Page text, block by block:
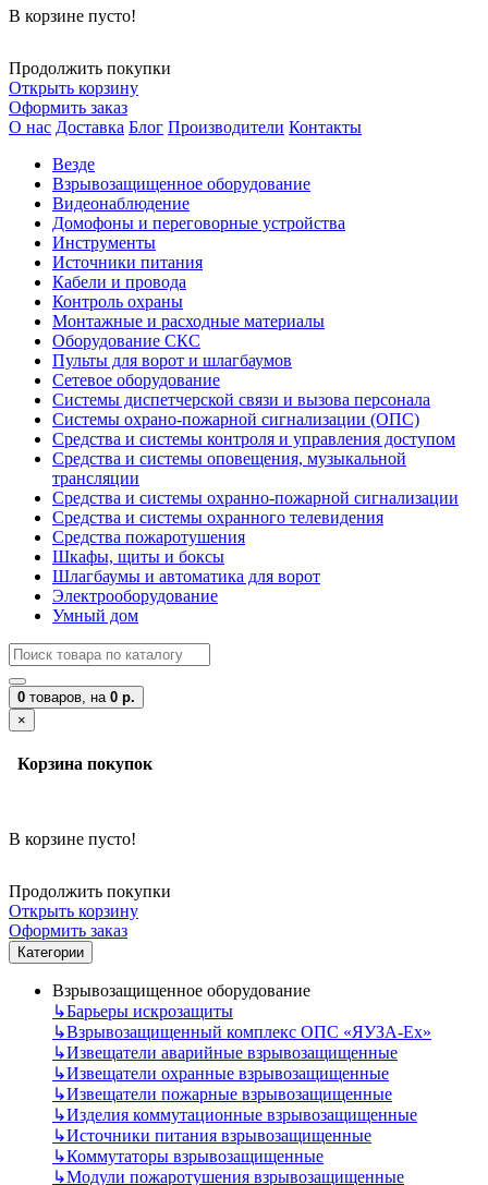
В корзине пусто!
Продолжить покупки
Открыть корзину
Оформить заказ
О нас Доставка Блог Производители Контакты
Везде
Взрывозащищенное оборудование
Видеонаблюдение
Домофоны и переговорные устройства
Инструменты
Источники питания
Кабели и провода
Контроль охраны
Монтажные и расходные материалы
Оборудование СКС
Пульты для ворот и шлагбаумов
Сетевое оборудование
Системы диспетчерской связи и вызова персонала
Системы охрано-пожарной сигнализации (ОПС)
Средства и системы контроля и управления доступом
Средства и системы оповещения, музыкальной
трансляции
Средства и системы охранно-пожарной сигнализации
Средства и системы охранного телевидения
Средства пожаротушения
Шкафы, щиты и боксы
Шлагбаумы и автоматика для ворот
Электрооборудование
Умный дом
0 товаров, на 0 р.
×
Корзина покупок
В корзине пусто!
Продолжить покупки
Открыть корзину
Оформить заказ
Категории
Взрывозащищенное оборудование
↳Барьеры искрозащиты
↳Взрывозащищенный комплекс ОПС «ЯУЗА-Ех»
↳Извещатели аварийные взрывозащищенные
↳Извещатели охранные взрывозащищенные
↳Извещатели пожарные взрывозащищенные
↳Изделия коммутационные взрывозащищенные
↳Источники питания взрывозащищенные
↳Коммутаторы взрывозащищенные
↳Модули пожаротушения взрывозащищенные